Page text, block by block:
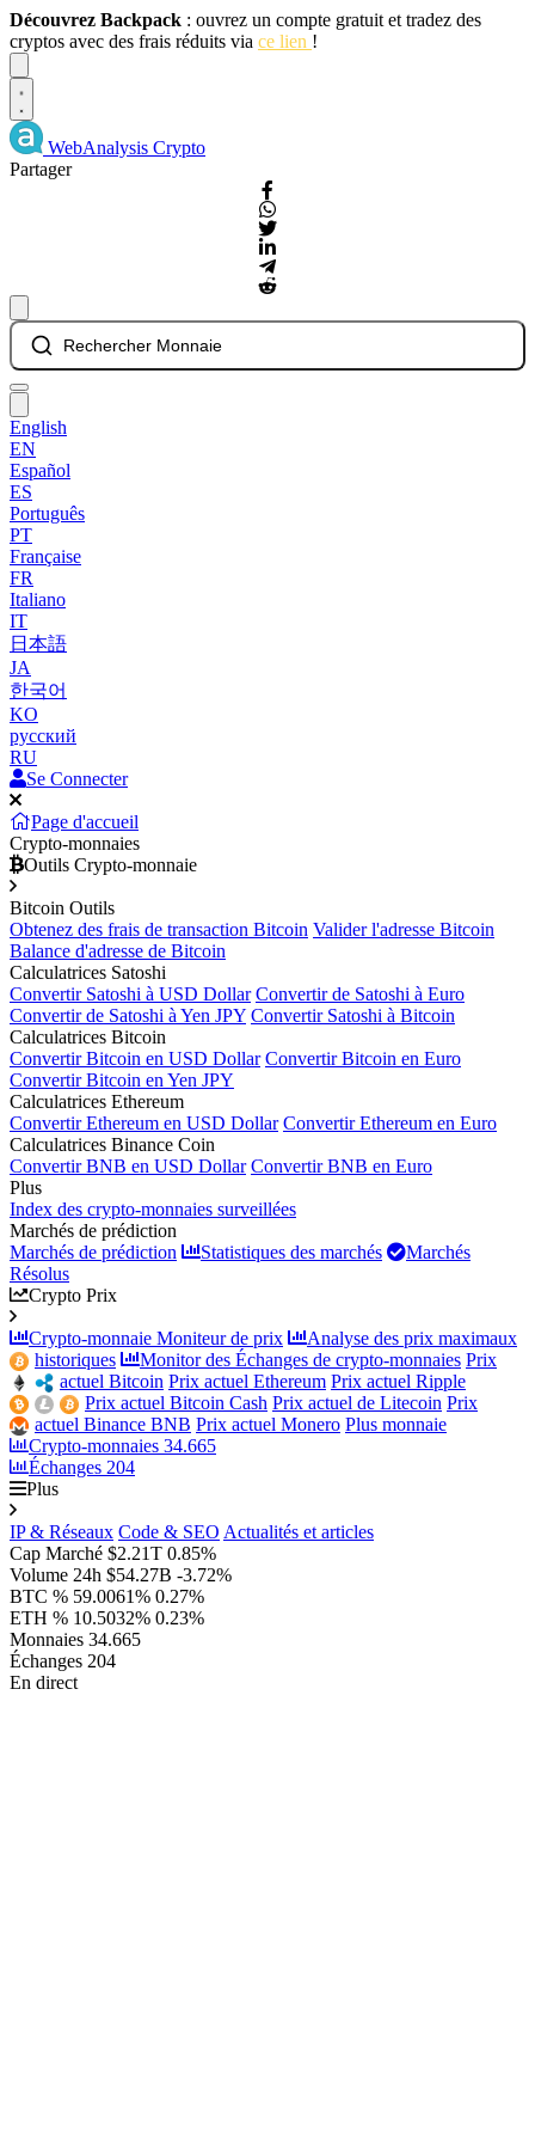
Découvrez Backpack : ouvrez un compte gratuit et tradez des
cryptos avec des frais réduits via ce lien !
WebAnalysis Crypto
Partager
Rechercher Monnaie
English
EN
Español
ES
Português
PT
Française
FR
Italiano
IT
日本語
JA
한국어
KO
русский
RU
Se Connecter
Page d'accueil
Crypto-monnaies
Outils Crypto-monnaie
Bitcoin Outils
Obtenez des frais de transaction Bitcoin Valider l'adresse Bitcoin
Balance d'adresse de Bitcoin
Calculatrices Satoshi
Convertir Satoshi à USD Dollar Convertir de Satoshi à Euro
Convertir de Satoshi à Yen JPY Convertir Satoshi à Bitcoin
Calculatrices Bitcoin
Convertir Bitcoin en USD Dollar Convertir Bitcoin en Euro
Convertir Bitcoin en Yen JPY
Calculatrices Ethereum
Convertir Ethereum en USD Dollar Convertir Ethereum en Euro
Calculatrices Binance Coin
Convertir BNB en USD Dollar Convertir BNB en Euro
Plus
Index des crypto-monnaies surveillées
Marchés de prédiction
Marchés de prédiction
Statistiques des marchés
Marchés
Résolus
Crypto Prix
Crypto-monnaie Moniteur de prix
Analyse des prix maximaux
historiques
Monitor des Échanges de crypto-monnaies Prix
actuel Bitcoin Prix actuel Ethereum Prix actuel Ripple
Prix actuel Bitcoin Cash Prix actuel de Litecoin Prix
actuel Binance BNB Prix actuel Monero Plus monnaie
Crypto-monnaies 34.665
Échanges 204
Plus
IP & Réseaux Code & SEO Actualités et articles
Cap Marché $2.21T 0.85%
Volume 24h $54.27B -3.72%
BTC % 59.0061% 0.27%
ETH % 10.5032% 0.23%
Monnaies 34.665
Échanges 204
En direct